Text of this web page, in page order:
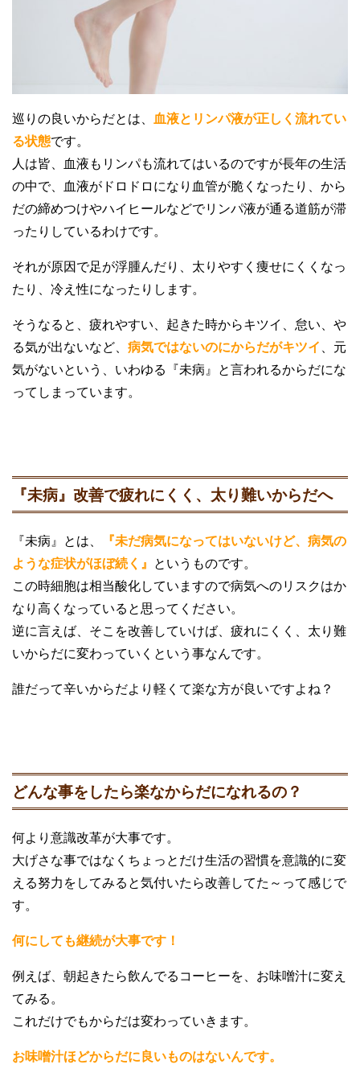
巡りの良いからだとは、 血液とリンパ液が正しく流れてい
る状態です。
人は皆、血液もリンパも流れてはいるのですが長年の生活
の中で、血液がドロドロになり血管が脆くなったり、から
だの締めつけやハイヒールなどでリンパ液が通る道筋が滞
ったりしているわけです。
それが原因で足が浮腫んだり、太りやすく痩せにくくなっ
たり、冷え性になったりします。
そうなると、疲れやすい、起きた時からキツイ、怠い、や
る気が出ないなど、 病気ではないのにからだがキツイ 、元
気がないという、いわゆる『未病』と言われるからだにな
ってしまっています。
『未病』改善で疲れにくく、太り難いからだへ
『未病』とは、
『未だ病気になってはいないけど、病気の
ような症状がほぼ続く』 というものです。
この時細胞は相当酸化していますので病気へのリスクはか
なり高くなっていると思ってください。
逆に言えば、そこを改善していけば、疲れにくく、太り難
いからだに変わっていくという事なんです。
誰だって辛いからだより軽くて楽な方が良いですよね？
どんな事をしたら楽なからだになれるの？
何より意識改革が大事です。
大げさな事ではなくちょっとだけ生活の習慣を意識的に変
える努力をしてみると気付いたら改善してた～って感じで
す。
何にしても継続が大事です！
例えば、朝起きたら飲んでるコーヒーを、お味噌汁に変え
てみる。
これだけでもからだは変わっていきます。
お味噌汁ほどからだに良いものはないんです。